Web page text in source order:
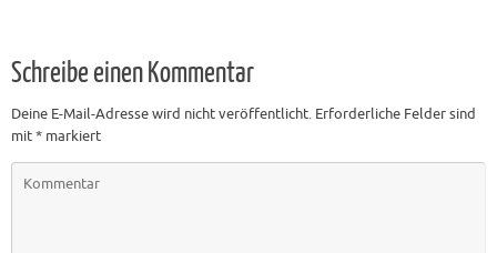
Schreibe einen Kommentar
Deine E-Mail-Adresse wird nicht veröffentlicht. Erforderliche Felder sind
mit* markiert